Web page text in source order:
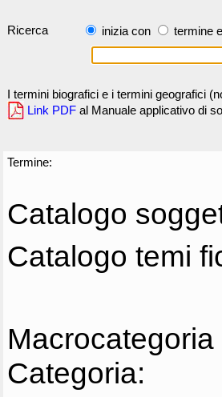
Ricerca inizia con termine
I termini biografici e i termini geografici
Link PDF al Manuale applicativo di
Termine:
Catalogo
Catalogo temi
Macrocategoria
Categoria: